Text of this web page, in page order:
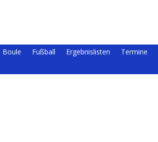
Boule Fußball Ergebnislisten Termine